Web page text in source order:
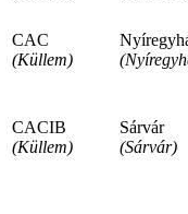
CAC
(Küllem)
CACIB
(Küllem)
Sárvár
(Sárvár)